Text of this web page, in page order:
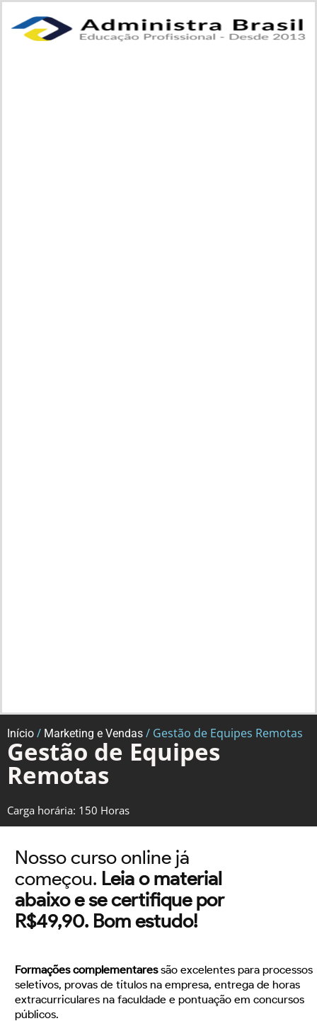
Início / Marketing e Vendas / Gestão de Equipes Remotas
Gestão de Equipes
Remotas
Carga horária: 150 Horas
Nosso curso online já
começou. Leia o material
abaixo e se certifique por
R$49,90. Bom estudo!
Formações complementaressão excelentes para processos
seletivos, provas de títulos na empresa, entrega de horas
extracurriculares na faculdade e pontuação em concursos
públicos.